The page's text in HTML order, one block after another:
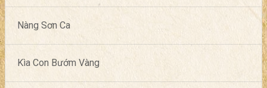
Nàng Sơn Ca
Kìa Con Bướm Vàng